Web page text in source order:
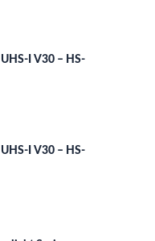
I V30 – HS-
I V30 – HS-